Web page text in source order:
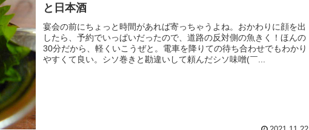
と日本酒
宴会の前にちょっと時間があれば寄っちゃうよね。おかわりに顔を出
したら、予約でいっぱいだったので、道路の反対側の魚きく！ほんの
30分だから、軽くいこうぜと。電車を降りての待ち合わせでもわかり
やすくて良い。シソ巻きと勘違いして頼んだシソ味噌(￣...